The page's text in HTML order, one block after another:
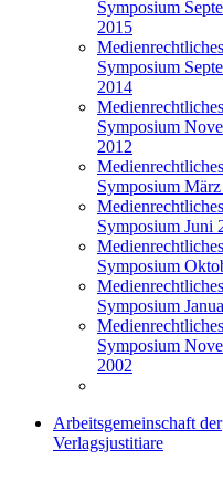
Symposium
2015
Medienrechtliches
Symposium
2014
Medienrechtliches
Symposium
2012
Medienrechtliches
Symposium
Medienrechtliches
Symposium Juni
Medienrechtliches
Symposium
Medienrechtliches
Symposium
Medienrechtliches
Symposium
2002
Arbeitsgemeinschaft der
Verlagsjustitiare